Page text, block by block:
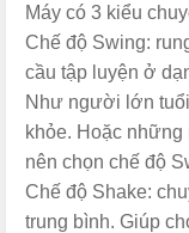
Máy có 3 kiểu
Chế độ Swing:
cầu tập luyện ở
Như người lớn
khỏe. Hoặc
nên chọn chế độ
Chế độ Shake:
trung bình. Giúp